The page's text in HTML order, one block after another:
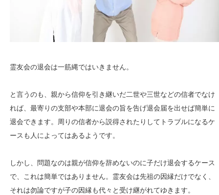
霊友会の退会は一筋縄ではいきません。
と言うのも、親から信仰を引き継いだ二世や三世などの信者でなけ
れば、最寄りの支部や本部に退会の旨を告げ退会届を出せば簡単に
退会できます。周りの信者から説得されたりしてトラブルになるケ
ースも人によってはあるようです。
しかし、問題なのは親が信仰を辞めないのに子だけ退会するケース
で、これは簡単ではありません。霊友会は先祖の因縁だけでなく、
それは勿論ですが子の因縁も代々と受け継がれてゆきます。